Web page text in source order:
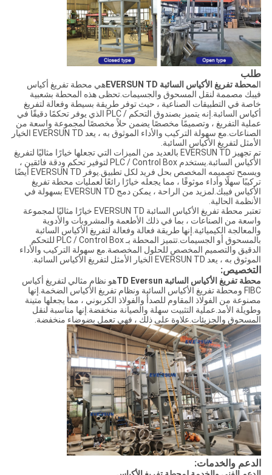
طلب
المحطة تفريغ الأكياس السائبة EVERSUN TD
هي محطة تفريغ أكياس
فيبك مصممة لنقل المسحوق والجسيمات.تحظى هذه المحطة بشعبية
خاصة في التطبيقات الصناعية ، حيث توفر طريقة بسيطة وفعالة لتفريغ
أكياس السائبة.إنه يتميز بصندوق التحكم / PLC الذي يوفر تحكمًا دقيقًا في
عملية التفريغ ، وتصميمًا مخصصًا يضمن حلاً مخصصًا لمجموعة واسعة من
الصناعات.مع سهولة التركيب والأداء الموثوق به ، يعد EVERSUN TD الخيار
الأمثل لتفريغ الأكياس السائبة.
تم تجهيز EVERSUN TD بالعديد من الميزات التي تجعلها خيارًا مثاليًا لتفريغ
الأكياس السائبة.يستخدم PLC / Control Box لتوفير تحكم ودقة فائقين ،
ويسمح تصميمه المخصص بحل فريد لكل تطبيق.يوفر EVERSUN TD أيضًا
تركيبًا سهلًا وأداء موثوقًا ، مما يجعله خيارًا رائعًا لعمليات محطة تفريغ
الأكياس فيبك.لمزيد من الراحة ، يمكن دمج EVERSUN TD بسهولة في
الأنظمة الحالية.
تعتبر محطة تفريغ الأكياس السائبة EVERSUN TD خيارًا مثاليًا لمجموعة
واسعة من الصناعات ، بما في ذلك الأطعمة والمشروبات والأدوية
والمعالجة الكيميائية.إنها طريقة فعالة وفعالة لتفريغ الأكياس السائبة
بالمسحوق أو الجسيمات.تتميز المحطة بـ PLC / Control Box للتحكم
الدقيق والتصميم المخصص للحلول المخصصة.مع سهولة التركيب والأداء
الموثوق به ، يعد EVERSUN TD الخيار الأمثل لتفريغ الأكياس السائبة.
التخصيص:
محطة تفريغ الأكياس السائبة TD Eversun
هو نظام مثالي لتفريغ أكياس
FIBC ومحطة تفريغ الأكياس السائبة ونظام تفريغ الأكياس الضخمة.إنها
مصنوعة من الفولاذ المقاوم للصدأ والفولاذ الكربوني ، مما يجعلها متينة
وطويلة الأمد.عملية التثبيت سهلة والصيانة منخفضة.إنها مناسبة لنقل
المسحوق والجزيئات.علاوة على ذلك ، فهي تعمل بضوضاء منخفضة.
الدعم والخدمات: